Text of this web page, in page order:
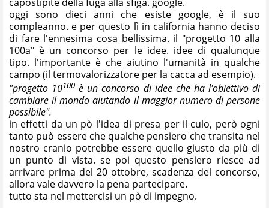
oggi sono dieci anni che esiste google, è il suo
compleanno. e per questo lì in california hanno deciso
di fare l'ennesima cosa bellissima. il "progetto 10 alla
100a" è un concorso per le idee. idee di qualunque
tipo. l'importante è che aiutino l'umanità in qualche
campo (il termovalorizzatore per la cacca ad esempio).
"progetto 10100 è un concorso di idee che ha l'obiettivo di
cambiare il mondo aiutando il maggior numero di persone
possibile".
in effetti da un pò l'idea di presa per il culo, però ogni
tanto può essere che qualche pensiero che transita nel
nostro cranio potrebbe essere quello giusto da più di
un punto di vista. se poi questo pensiero riesce ad
arrivare prima del 20 ottobre, scadenza del concorso,
allora vale davvero la pena partecipare.
tutto sta nel mettercisi un pò di impegno.